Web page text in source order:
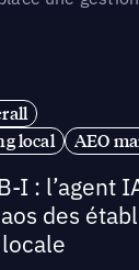
local
AEO
I : l’agent
des